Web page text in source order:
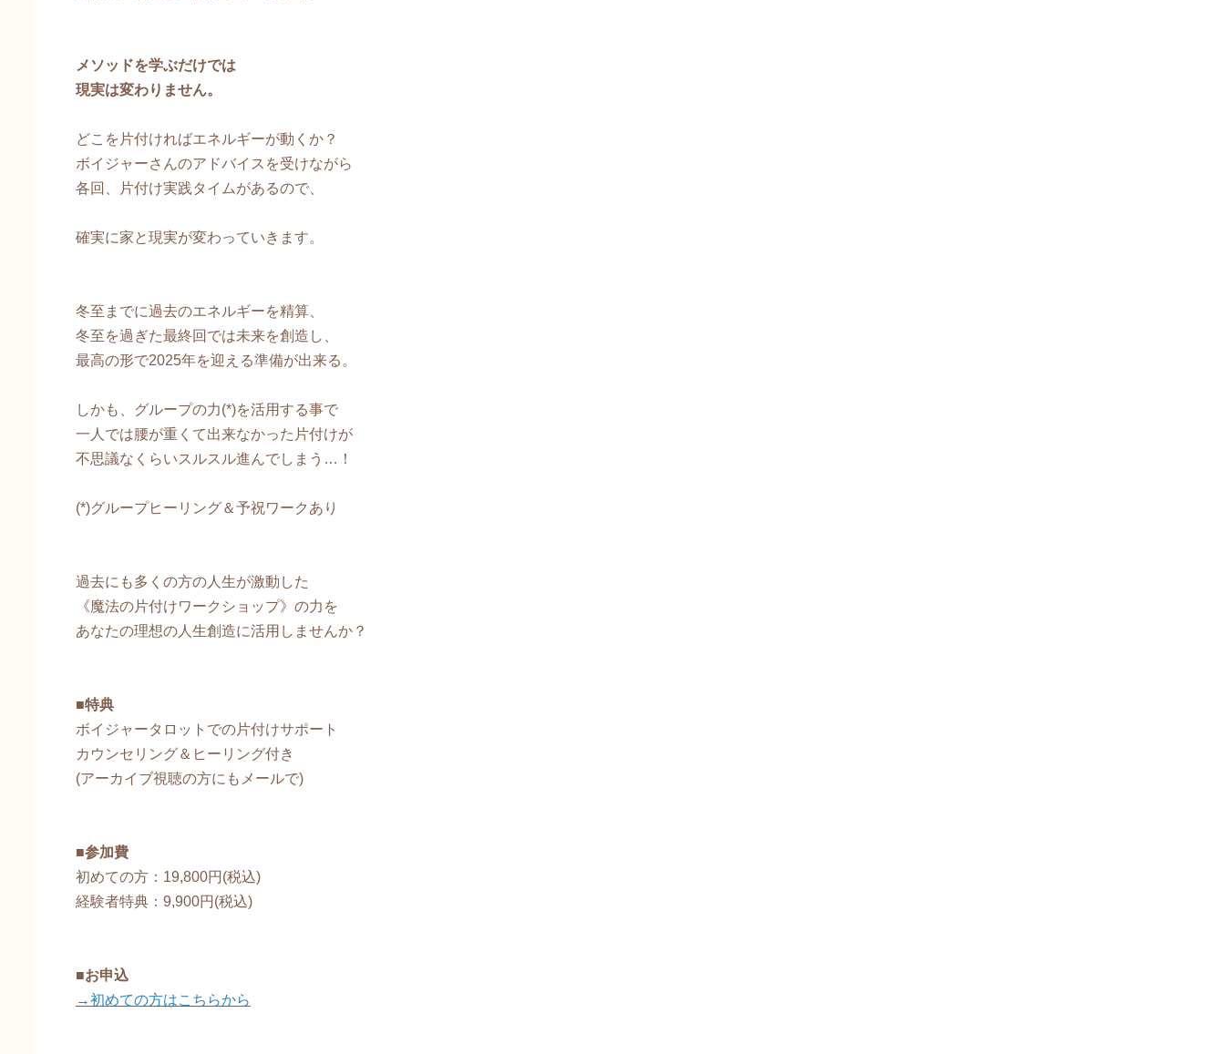
メソッドを学ぶだけでは
現実は変わりません。
どこを片付ければエネルギーが動くか？
ボイジャーさんのアドバイスを受けながら
各回、片付け実践タイムがあるので、
確実に家と現実が変わっていきます。
冬至までに過去のエネルギーを精算、
冬至を過ぎた最終回では未来を創造し、
最高の形で2025年を迎える準備が出来る。
しかも、グループの力(*)を活用する事で
一人では腰が重くて出来なかった片付けが
不思議なくらいスルスル進んでしまう…！
(*)グループヒーリング＆予祝ワークあり
過去にも多くの方の人生が激動した
《魔法の片付けワークショップ》の力を
あなたの理想の人生創造に活用しませんか？
■特典
ボイジャータロットでの片付けサポート
カウンセリング＆ヒーリング付き
(アーカイブ視聴の方にもメールで)
■参加費
初めての方：19,800円(税込)
経験者特典：9,900円(税込)
■お申込
→初めての方はこちらから